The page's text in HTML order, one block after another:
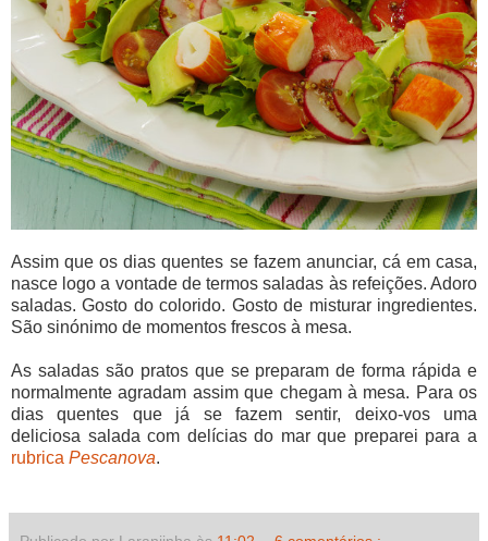
Assim que os dias quentes se fazem anunciar, cá em casa,
nasce logo a vontade de termos saladas às refeições. Adoro
saladas. Gosto do colorido. Gosto de misturar ingredientes.
São sinónimo de momentos frescos à mesa.
As saladas são pratos que se preparam de forma rápida e
normalmente agradam assim que chegam à mesa. Para os
dias quentes que já se fazem sentir, deixo-vos uma
deliciosa salada com delícias do mar que preparei para a
rubrica Pescanova.